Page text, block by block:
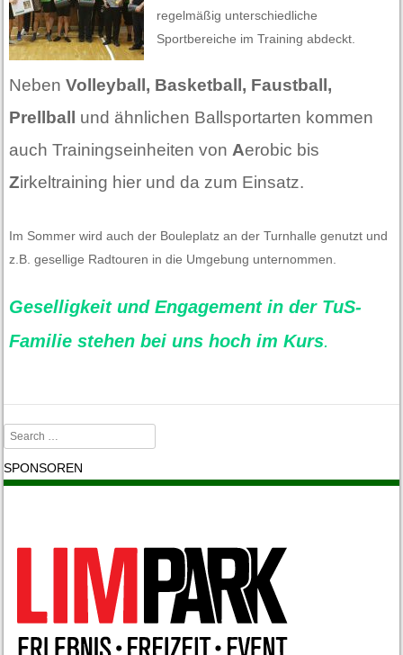
regelmäßig unterschiedliche
Sportbereiche im Training abdeckt.
NebenVolleyball, Basketball, Faustball,
Prellball und ähnlichen Ballsportarten kommen
auch Trainingseinheiten von Aerobic bis
Zirkeltraining hier und da zum Einsatz.
Im Sommer wird auch der Bouleplatz an der Turnhalle genutzt und
z.B. gesellige Radtouren in die Umgebung unternommen.
Geselligkeit und Engagement in der TuS-
Familie stehen bei uns hoch im Kurs.
Search
SPONSOREN